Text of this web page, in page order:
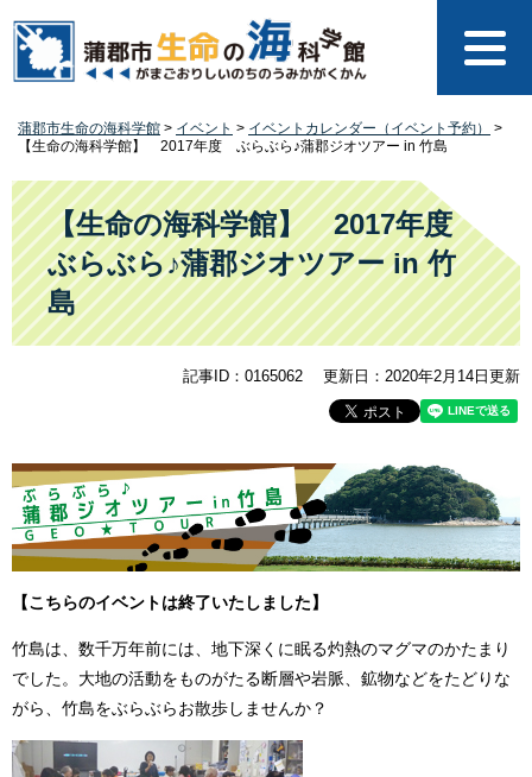
の
す
。
ー
し
て
本
文
へ
蒲郡市生命の海科学館 > イベント > イベントカレンダー（イベント予約）
>
【生命の海科学館】 2017年度 ぶらぶら♪蒲郡ジオツアー in 竹島
本
文
【生命の海科学館】 2017年度
ぶらぶら♪蒲郡ジオツアー in 竹
島
記事ID：0165062 更新日：2020年2月14日更新
【こちらのイベントは終了いたしました】
竹島は、数千万年前には、地下深くに眠る灼熱のマグマのかたまり
でした。大地の活動をものがたる断層や岩脈、鉱物などをたどりな
がら、竹島をぶらぶらお散歩しませんか？